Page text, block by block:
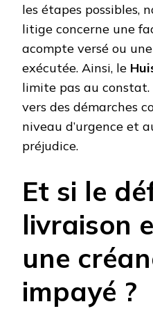
les étapes possibles,
litige concerne une
acompte versé ou
exécutée. Ainsi, le
limite pas au
vers des démarches
niveau d’urgence et
préjudice.
Et si le
livraison
une
impayé ?